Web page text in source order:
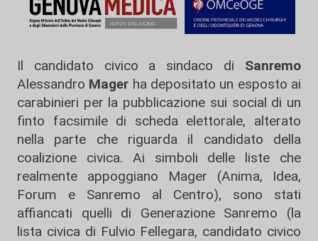
Il candidato civico a sindaco di Sanremo
Alessandro Mager ha depositato un esposto ai
carabinieri per la pubblicazione sui social di un
finto facsimile di scheda elettorale, alterato
nella parte che riguarda il candidato della
coalizione civica. Ai simboli delle liste che
realmente appoggiano Mager (Anima, Idea,
Forum e Sanremo al Centro), sono stati
affiancati quelli di Generazione Sanremo (la
lista civica di Fulvio Fellegara, candidato civico